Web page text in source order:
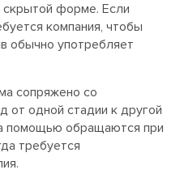
скрытой форме. Если
компания, чтобы
обычно употребляет
сопряжено со
от одной стадии к другой
помощью обращаются при
требуется